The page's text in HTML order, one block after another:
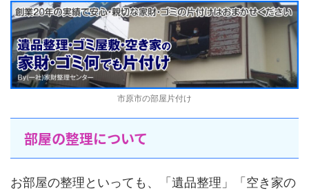
市原市の部屋片付け
部屋の整理について
お部屋の整理といっても、「遺品整理」「空き家の